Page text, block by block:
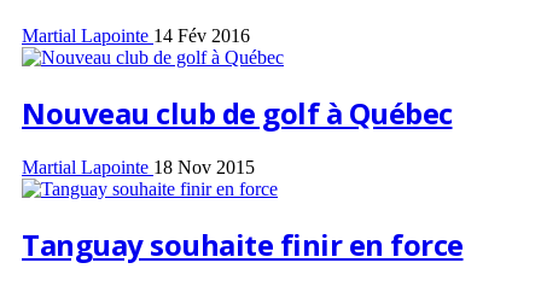
Martial Lapointe 14 Fév 2016
Nouveau club de golf à Québec
Martial Lapointe 18 Nov 2015
Tanguay souhaite finir en force